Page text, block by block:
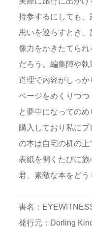
持参するにしても、
思いを巡らすとき
像力をかきたてら
だろう。編集陣や執
道理で内容がしっか
ページをめくりつつ
と夢中になっての
購入しており私に
の本は自宅の机の上
表紙を開くたびに
君、素敵な本をどう
書名：
発行元：Dorling